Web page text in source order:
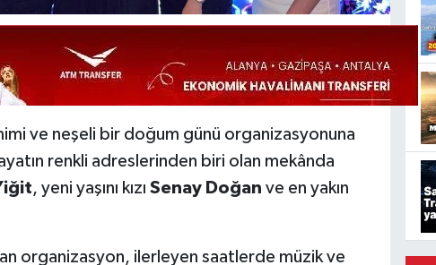
ve neşeli bir doğum günü organizasyonuna
renkli adreslerinden biri olan mekânda
, yeni yaşını kızı Senay Doğan ve en yakın
organizasyon, ilerleyen saatlerde müzik ve